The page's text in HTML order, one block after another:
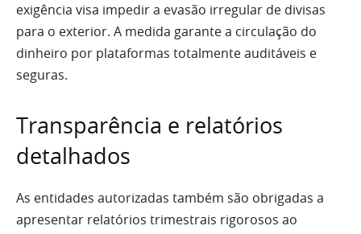
exigência visa impedir a evasão irregular de divisas
para o exterior. A medida garante a circulação do
dinheiro por plataformas totalmente auditáveis e
seguras.
Transparência e relatórios
detalhados
As entidades autorizadas também são obrigadas a
apresentar relatórios trimestrais rigorosos ao